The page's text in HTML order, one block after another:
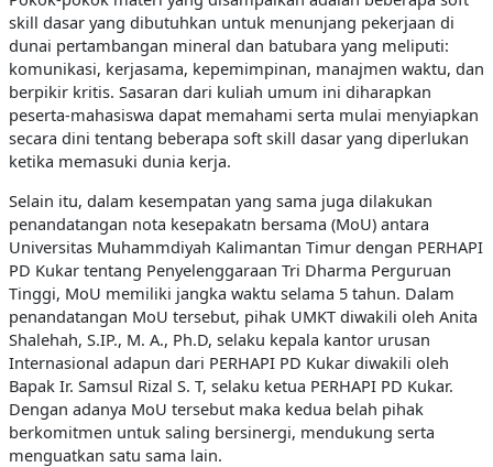
skill dasar yang dibutuhkan untuk menunjang pekerjaan di
dunai pertambangan mineral dan batubara yang meliputi:
komunikasi, kerjasama, kepemimpinan, manajmen waktu, dan
berpikir kritis. Sasaran dari kuliah umum ini diharapkan
peserta-mahasiswa dapat memahami serta mulai menyiapkan
secara dini tentang beberapa soft skill dasar yang diperlukan
ketika memasuki dunia kerja.
Selain itu, dalam kesempatan yang sama juga dilakukan
penandatangan nota kesepakatn bersama (MoU) antara
Universitas Muhammdiyah Kalimantan Timur dengan PERHAPI
PD Kukar tentang Penyelenggaraan Tri Dharma Perguruan
Tinggi, MoU memiliki jangka waktu selama 5 tahun. Dalam
penandatangan MoU tersebut, pihak UMKT diwakili oleh Anita
Shalehah, S.IP., M. A., Ph.D, selaku kepala kantor urusan
Internasional adapun dari PERHAPI PD Kukar diwakili oleh
Bapak Ir. Samsul Rizal S. T, selaku ketua PERHAPI PD Kukar.
Dengan adanya MoU tersebut maka kedua belah pihak
berkomitmen untuk saling bersinergi, mendukung serta
menguatkan satu sama lain.